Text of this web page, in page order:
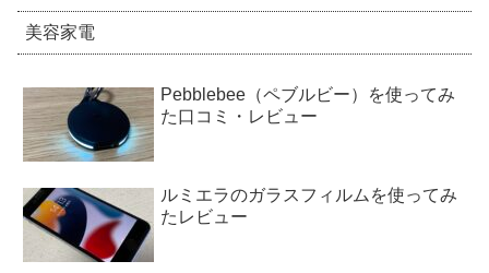
美容家電
Pebblebee（ペブルビー）を使ってみ
た口コミ・レビュー
ルミエラのガラスフィルムを使ってみ
たレビュー